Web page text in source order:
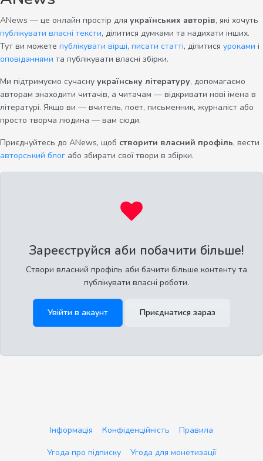
ANews — це онлайн простір для українських авторів, які хочуть
публікувати власні тексти, ділитися думками та надихати інших.
Тут ви можете публікувати вірші, писати статті, ділитися уроками і
оповіданнями та публікувати власні збірки.
Ми підтримуємо сучасну українську літературу, допомагаємо
авторам знаходити читачів, а читачам — відкривати нові імена в
літературі. Якщо ви — вчитель, поет, письменник, журналіст або
просто творча людина — вам сюди.
Приєднуйтесь до ANews, щоб створити власний профіль, вести
авторський блог або збирати свої твори в збірки.
Зареєструйся аби побачити більше!
Створи власний профіль аби бачити більше контенту та
публікувати власні роботи.
Увійти в акаунт Приєднатися зараз
Інформація Конфіденційність
Правила
Угода про підписку
Угода для монетизації